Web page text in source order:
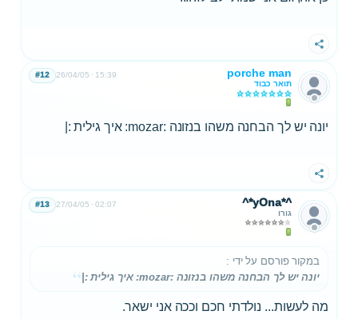
שתף
porche man
תואר כבוד
26/04/05 15:39
#12
יונה יש לך הבחנה משהו בנזונה :mozar: איך גילית :|
שתף
^*yOna*^
גורו
27/04/05 02:07
#13
במקור פורסם על ידי :
יונה יש לך הבחנה משהו בנזונה :mozar: איך גילית :|
מה לעשות... נולדתי חכם וככה אני ישאר.